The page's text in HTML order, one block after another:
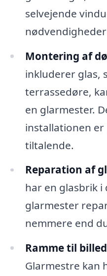
selvejende
Montering af
inkluderer glas,
terrassedøre,
en glarmester.
installationen
tiltalende.
Reparation af
har en glasbrik i
glarmester
nemmere end
Ramme til
Glarmestre kan